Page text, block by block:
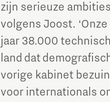
zijn serieuze
volgens Joost.
jaar 38.000
land dat
vorige kabinet
voor internationals